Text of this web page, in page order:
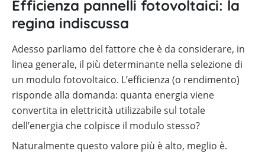
Efficienza pannelli fotovoltaici: la
regina indiscussa
Adesso parliamo del fattore che è da considerare, in
linea generale, il più determinante nella selezione di
un modulo fotovoltaico. L’efficienza (o rendimento)
risponde alla domanda: quanta energia viene
convertita in elettricità utilizzabile sul totale
dell’energia che colpisce il modulo stesso?
Naturalmente questo valore più è alto, meglio è.